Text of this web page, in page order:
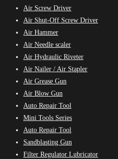
Air Screw Driver
Air Shut-Off Screw Driver
Air Hammer
Air Needle scaler
Air Hydraulic Riveter
Air Nailer / Air Stapler
Air Grease Gun
Air Blow Gun
Auto Repair Tool
Mini Tools Series
Auto Repair Tool
Sandblasting Gun
Filter Regulator Lubricator